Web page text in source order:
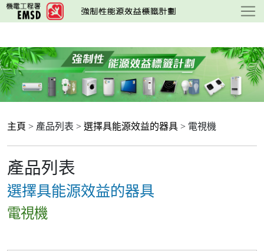
跳
至
要
內
容
主頁 > 產品列表 > 選擇具能源效益的器具 > 電視機
產品列表
選擇具能源效益的器具
電視機